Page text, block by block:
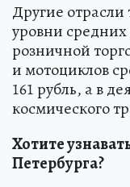
Другие
уровни
розничной
и мотоциклов
161 рубль, а в
космического
Хотите
Петербурга?